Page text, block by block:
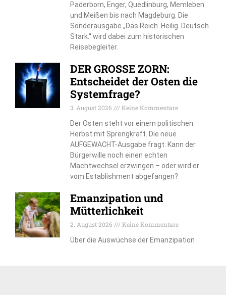
Paderborn, Enger, Quedlinburg, Memleben
und Meißen bis nach Magdeburg. Die
Sonderausgabe „Das Reich. Heilig. Deutsch.
Stark.“ wird dabei zum historischen
Reisebegleiter.
DER GROSSE ZORN:
Entscheidet der Osten die
Systemfrage?
3. August 2026
Keine Kommentare
Der Osten steht vor einem politischen
Herbst mit Sprengkraft. Die neue
AUFGEWACHT-Ausgabe fragt: Kann der
Bürgerwille noch einen echten
Machtwechsel erzwingen – oder wird er
vom Establishment abgefangen?
Emanzipation und
Mütterlichkeit
2. August 2026
Keine Kommentare
Über die Auswüchse der Emanzipation